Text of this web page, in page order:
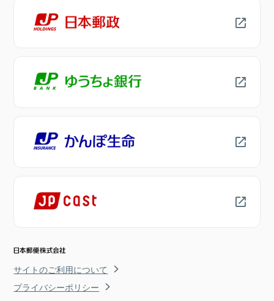
サイトのご利用について
プライバシーポリシー